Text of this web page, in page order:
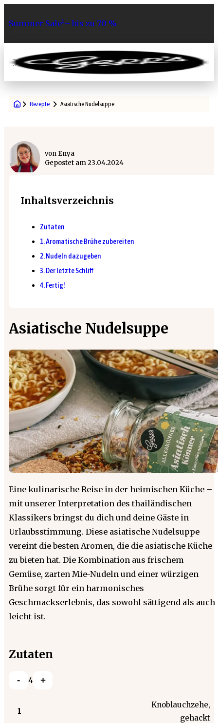
Summer Sale¹– bis zu 70 %
0
Rezepte Asiatische Nudelsuppe
Asiatische Nudelsuppe
Eine kulinarische Reise in der heimischen Küche –
mit unserer Interpretation des thailändischen
Klassikers bringst du dich und deine Gäste in
Urlaubsstimmung. Diese asiatische Nudelsuppe
vereint die besten Aromen, die die asiatische Küche
zu bieten hat. Die Kombination aus frischem
Gemüse, zarten Mie-Nudeln und einer würzigen
Brühe sorgt für ein harmonisches
Geschmackserlebnis, das sowohl sättigend als auch
leicht ist.
Zutaten
- 4 +
1
Knoblauchzehe,
gehackt
von Enya
Gepostet am23.04.2024
Inhaltsverzeichnis
Zutaten
1. Aromatische Brühe zubereiten
2. Nudeln dazugeben
3. Der letzte Schliff
4. Fertig!